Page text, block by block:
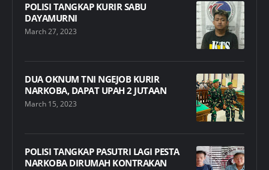
POLISI TANGKAP KURIR SABU
DAYAMURNI
March 27, 2023
DUA OKNUM TNI NGEJOB KURIR
NARKOBA, DAPAT UPAH 2 JUTAAN
March 15, 2023
POLISI TANGKAP PASUTRI LAGI PESTA
NARKOBA DIRUMAH KONTRAKAN